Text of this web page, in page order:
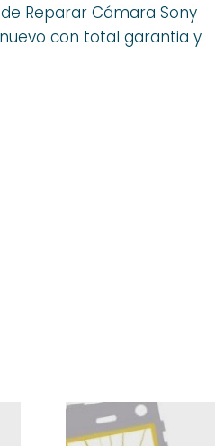
Reparar Cámara Sony
con total garantia y